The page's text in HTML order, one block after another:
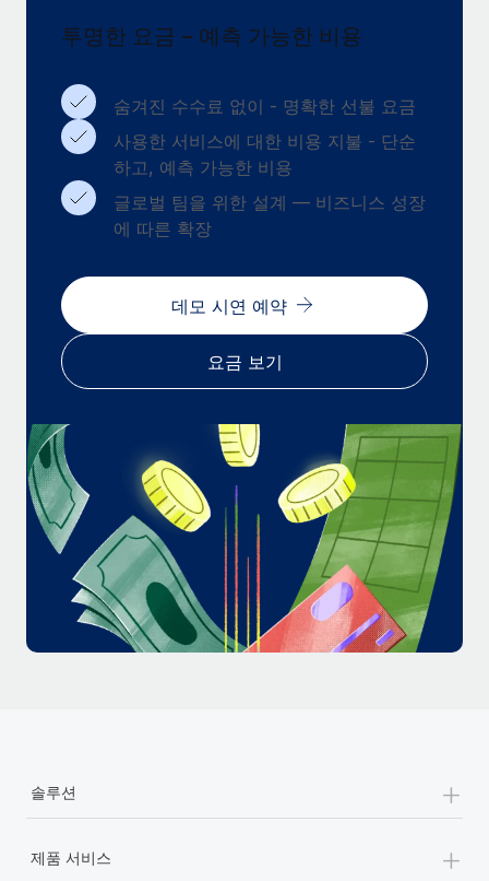
글로벌 인재 이동 및 전근
복리후생
손쉬운 직원 복리후생 관리
세금
블로그
Remote 제품 관련 소식: Gusto 및 Xero와의 통합과
Remote Contractor Management Plus
장 적합 사람을 찾아 채용 및 관리하고 급여를 지급하도록 돕는 것
입니다. 이를 위해 최근 몇 주 동안 새로운...
자세히 알아보기
Shootsta가 Remote를 통해 네 개의 시장에서 글로벌
채용을 확장한 방법
비디오 콘텐츠를 활용한 마케팅이 계속해서 인기를 끌면서, 기업들
에게는 흥미롭고 전문적인 비디오 제작이 어느 때보다 중요해졌습
니다. 그러나 대부분의 회사들은 그렇게 높은 품질의...
자세히 알아보기
투명한 요금 - 예측 가능한 비용
숨겨진 수수료 없이 - 명확한 선불 요금
사용한 서비스에 대한 비용 지불 - 단순
하고, 예측 가능한 비용
글로벌 팀을 위한 설계 — 비즈니스 성장
에 따른 확장
데모 시연 예약
요금 보기
솔루션 +
제품 서비스 +